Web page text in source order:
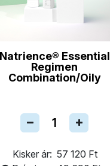
Natrience® Essential
Regimen
Combination/Oily
Kisker ár: 57 120 Ft